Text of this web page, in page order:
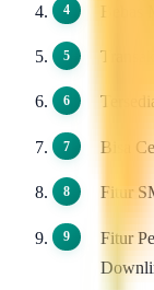
Bebas
Bisa
Fitur
Fitur